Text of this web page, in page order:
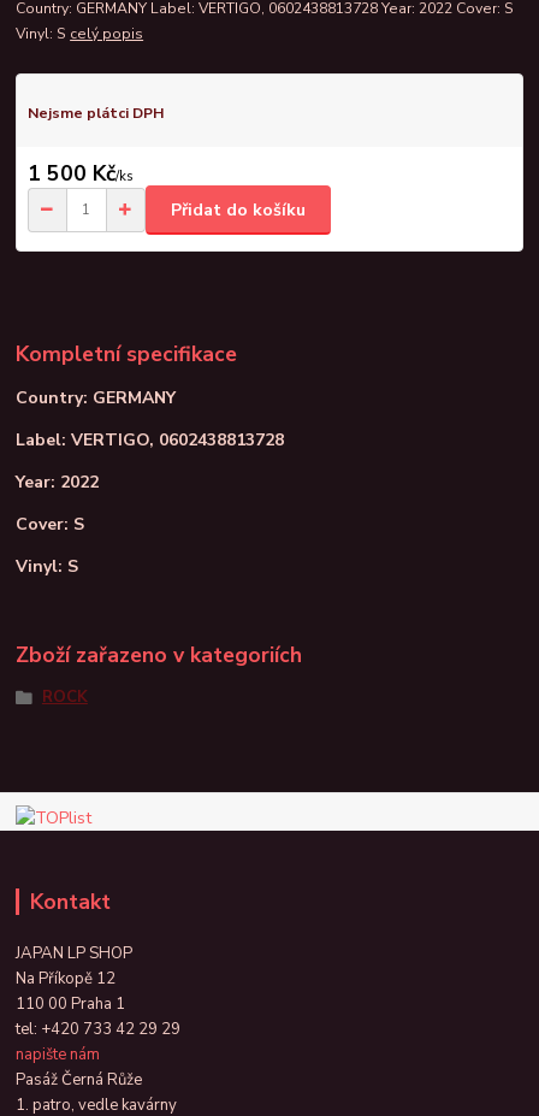
Country: GERMANY Label: VERTIGO, 0602438813728 Year: 2022 Cover: S
Vinyl: S celý popis
Nejsme plátci DPH
1 500 Kč/ks
Přidat do košíku
Kompletní specifikace
Country: GERMANY
Label: VERTIGO, 0602438813728
Year: 2022
Cover: S
Vinyl: S
Zboží zařazeno v kategoriích
ROCK
Kontakt
JAPAN LP SHOP
Na Příkopě 12
110 00 Praha 1
tel: +420 733 42 29 29
napište nám
Pasáž Černá Růže
1. patro, vedle kavárny